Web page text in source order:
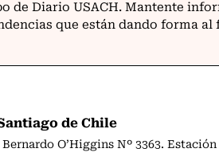
de Chile
O’Higgins Nº 3363.